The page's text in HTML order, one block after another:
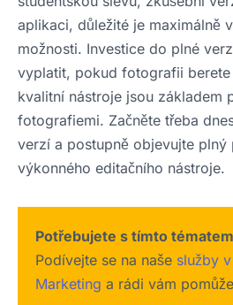
aplikaci, důležité je maximálně
možnosti. Investice do plné
vyplatit, pokud fotografii berete
kvalitní nástroje jsou základem
fotografiemi. Začněte třeba
verzí a postupně objevujte plný
výkonného editačního nástroje.
Potřebujete s tímto
Podívejte se na naše služby
Marketing a rádi vám